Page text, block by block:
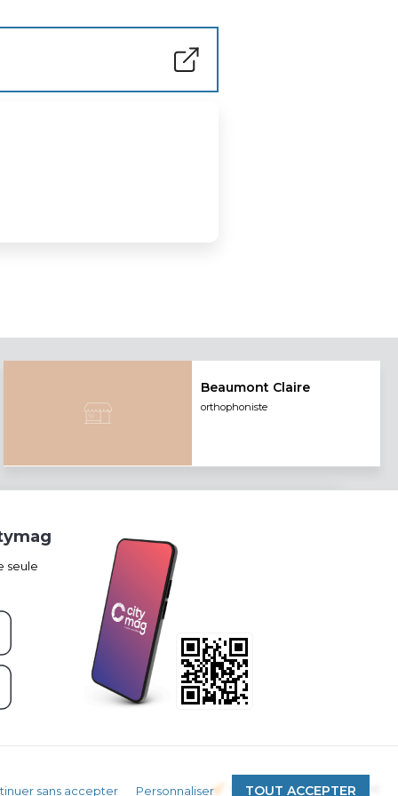
Beaumont Claire
orthophoniste
seule
Propulsé par
TOUT ACCEPTER
Personnaliser
sans accepter